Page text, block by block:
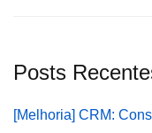
Posts
[Melhoria] CRM: